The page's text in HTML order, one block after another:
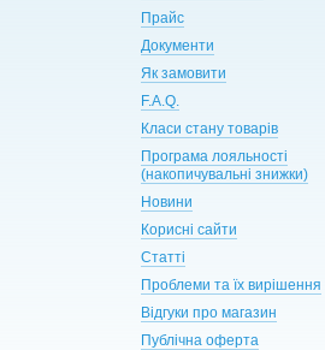
Прайс
Документи
Як замовити
F.A.Q.
Класи стану товарів
Програма лояльності
(накопичувальні знижки)
Новини
Корисні сайти
Статті
Проблеми та їх вирішення
Відгуки про магазин
Публічна оферта